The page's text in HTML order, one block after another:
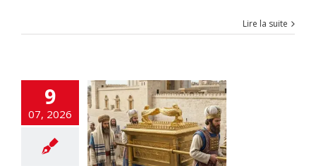
Lire la suite
9
07, 2026
un mur
ravive le